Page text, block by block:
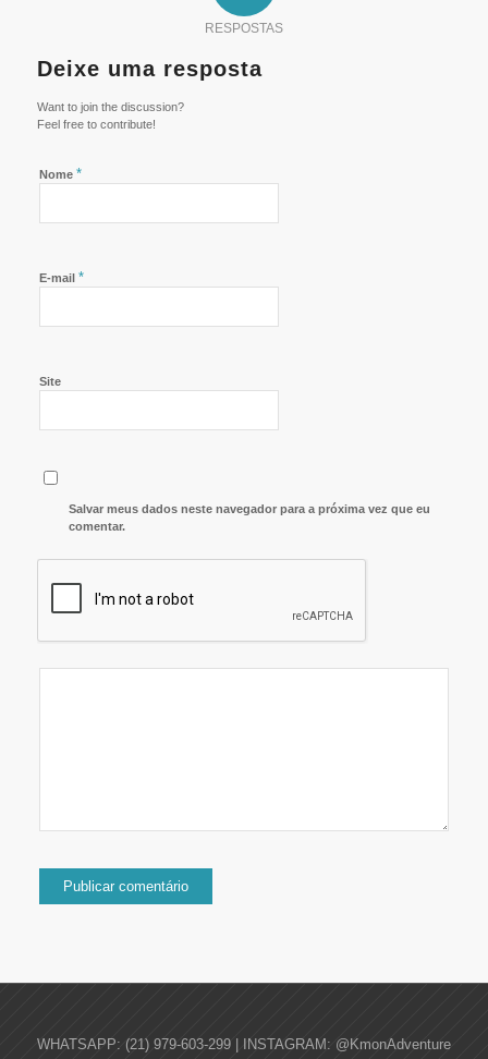
RESPOSTAS
Deixe uma resposta
Want to join the discussion?
Feel free to contribute!
Nome *
E-mail *
Site
Salvar meus dados neste navegador para a próxima vez que eu
comentar.
WHATSAPP: (21) 979-603-299 | INSTAGRAM: @KmonAdventure